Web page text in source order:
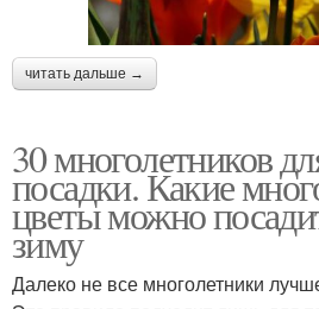
читать дальше →
30 многолетников
посадки. Какие
цветы можно
зиму
Далеко не все многолетники